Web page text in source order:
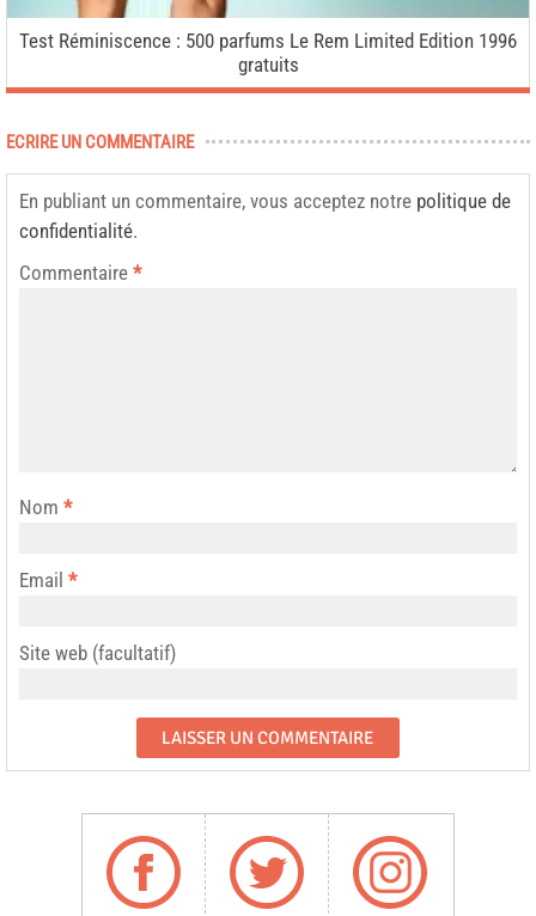
Test Réminiscence : 500 parfums Le Rem Limited Edition 1996
gratuits
ECRIRE UN COMMENTAIRE
En publiant un commentaire, vous acceptez notre politique de
confidentialité.
Commentaire *
Nom *
Email *
Site web (facultatif)